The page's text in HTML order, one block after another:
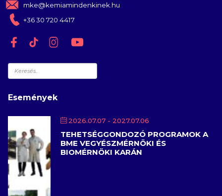
mke@kemiamindenkinek.hu
+36 30 720 4417
Keresés
Események
2026.07.07 - 2027.07.06
TEHETSÉGGONDOZÓ PROGRAMOK A
BME VEGYÉSZMÉRNÖKI ÉS
BIOMÉRNÖKI KARÁN